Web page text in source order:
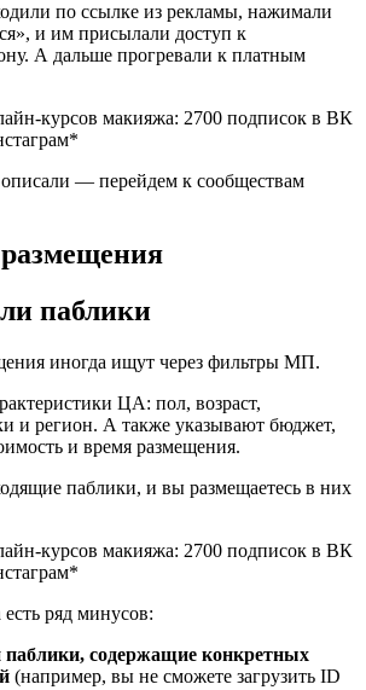
по ссылке из рекламы, нажимали
и им присылали доступ к
А дальше прогревали к платным
— перейдем к сообществам
паблики
иногда ищут через фильтры МП.
ЦА: пол, возраст,
и регион. А также указывают бюджет,
и время размещения.
паблики, и вы размещаетесь в них
ряд минусов:
паблики, содержащие конкретных
(например, вы не сможете загрузить ID